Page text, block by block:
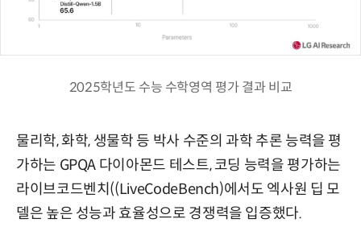
2025학년도 수능 수학영역 평가 결과 비교
물리학, 화학, 생물학 등 박사 수준의 과학 추론 능력을 평
가하는 GPQA 다이아몬드 테스트, 코딩 능력을 평가하는
라이브코드벤치((LiveCodeBench)에서도 엑사원 딥 모
델은 높은 성능과 효율성으로 경쟁력을 입증했다.